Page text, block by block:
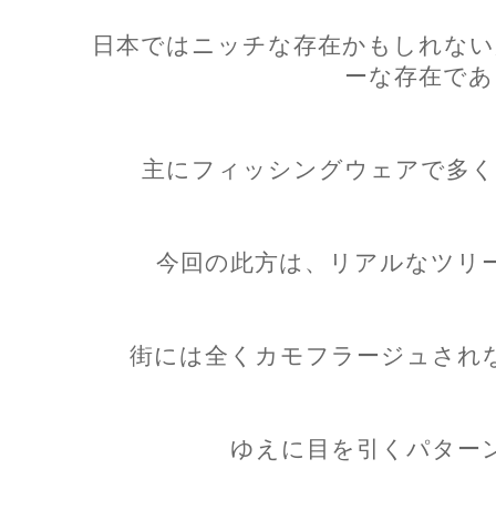
日本ではニッチな存在かもしれな
ーな存在で
主にフィッシングウェアで多
今回の此方は、リアルなツリ
街には全くカモフラージュされ
ゆえに目を引くパター